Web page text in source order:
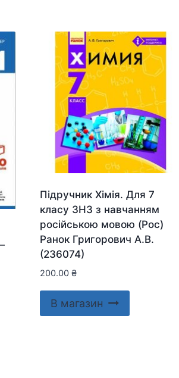
Підручник Хімія. Для 7
класу ЗНЗ з навчанням
російською мовою (Рос)
Ранок Григорович А.В.
(236074)
200.00 ₴
В магазин